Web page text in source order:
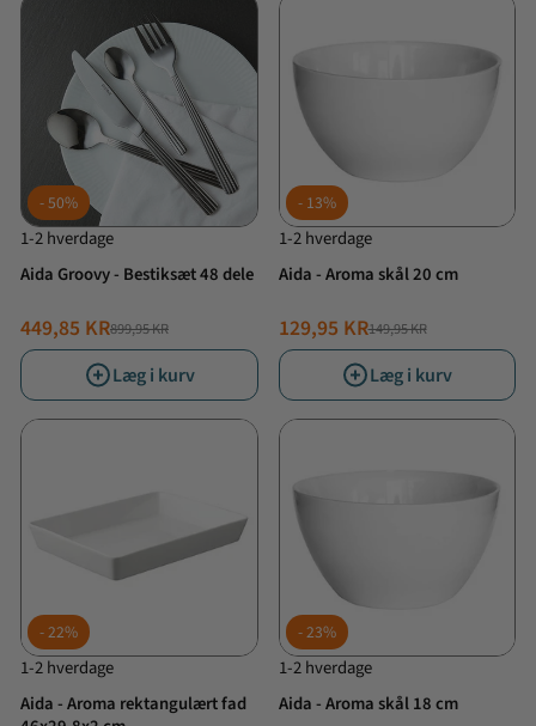
50%
1-2 hverdage
Aida Groovy - Bestiksæt 48 dele
NORMALPRIS899,95 KR
TILBUDSPRIS
449,85 KR
Læg i kurv
13%
1-2 hverdage
Aida - Aroma skål 20 cm
NORMALPRIS149,95 KR
TILBUDSPRIS
129,95 KR
Læg i kurv
22%
1-2 hverdage
Aida - Aroma rektangulært fad
23%
1-2 hverdage
Aida - Aroma skål 18 cm